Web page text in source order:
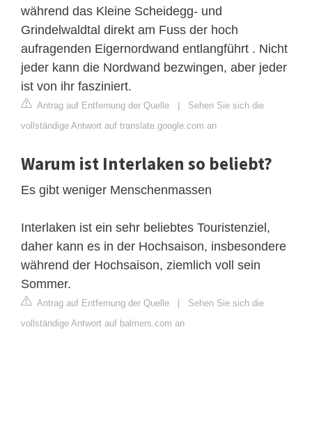
während das Kleine Scheidegg- und
Grindelwaldtal direkt am Fuss der hoch
aufragenden Eigernordwand entlangführt . Nicht
jeder kann die Nordwand bezwingen, aber jeder
ist von ihr fasziniert.
Antrag auf Entfernung der Quelle | Sehen Sie sich die
vollständige Antwort auf translate.google.com an
Warum ist Interlaken so beliebt?
Es gibt weniger Menschenmassen
Interlaken ist ein sehr beliebtes Touristenziel,
daher kann es in der Hochsaison, insbesondere
während der Hochsaison, ziemlich voll sein
Sommer.
Antrag auf Entfernung der Quelle | Sehen Sie sich die
vollständige Antwort auf balmers.com an